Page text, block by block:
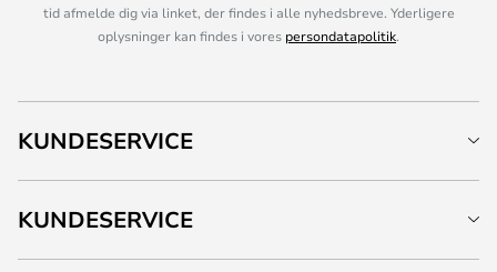
tid afmelde dig via linket, der findes i alle nyhedsbreve. Yderligere
oplysninger kan findes i vores persondatapolitik.
KUNDESERVICE
KUNDESERVICE